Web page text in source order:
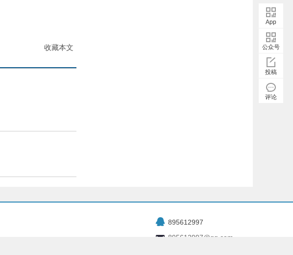
收藏本文
895612997
895612997@qq.com
App
公众号
投稿
评论